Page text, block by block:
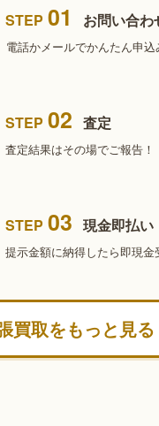
STEP 01 お問い合わ
電話かメールでかんたん申込
STEP 02 査定
査定結果はその場でご報告！
STEP 03 現金即払い
提示金額に納得したら即現金
買取をもっと見る